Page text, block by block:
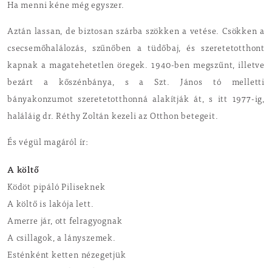
Ha menni kéne még egyszer.
Aztán lassan, de biztosan szárba szökken a vetése. Csökken a
csecsemőhalálozás, szűnőben a tüdőbaj, és szeretetotthont
kapnak a magatehetetlen öregek. 1940-ben megszűnt, illetve
bezárt a kőszénbánya, s a Szt. János tó melletti
bányakonzumot szeretetotthonná alakítják át, s itt 1977-ig,
haláláig dr. Réthy Zoltán kezeli az Otthon betegeit.
És végül magáról ír:
A költő
Ködöt pipáló Piliseknek
A költő is lakója lett.
Amerre jár, ott felragyognak
A csillagok, a lányszemek.
Esténként ketten nézegetjük